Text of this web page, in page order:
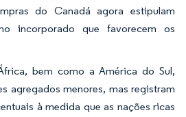
do Canadá agora estipulam
incorporado que favorecem os
bem como a América do Sul,
agregados menores, mas registram
à medida que as nações ricas